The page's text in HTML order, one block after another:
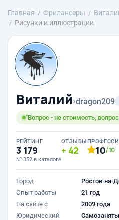
Главная Фрилансеры
Рисунки и иллюстрации
Виталий›dragon209
"Вопрос - не стоимость,
РЕЙТИНГ
3 179
№ 352 в каталоге
ОТЗЫВЫ
42 10/10
Город
Ростов-на-
Опыт работы
21 год
На сайте с
2009 года
Юридический